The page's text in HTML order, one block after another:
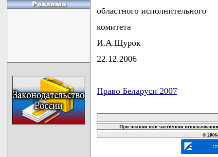
областного исполнительного
комитета
И.А.Щурок
22.12.2006
Право Беларуси 2007
При полном или частичном
©